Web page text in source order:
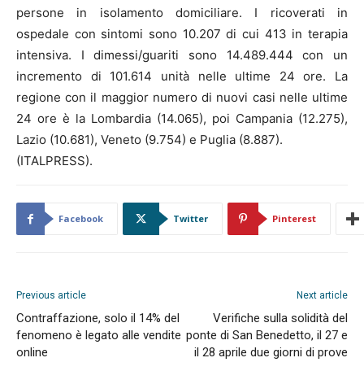
persone in isolamento domiciliare. I ricoverati in
ospedale con sintomi sono 10.207 di cui 413 in terapia
intensiva. I dimessi/guariti sono 14.489.444 con un
incremento di 101.614 unità nelle ultime 24 ore. La
regione con il maggior numero di nuovi casi nelle ultime
24 ore è la Lombardia (14.065), poi Campania (12.275),
Lazio (10.681), Veneto (9.754) e Puglia (8.887).
(ITALPRESS).
Facebook Twitter Pinterest
Previous article
Contraffazione, solo il 14% del
fenomeno è legato alle vendite
online
Next article
Verifiche sulla solidità del
ponte di San Benedetto, il 27 e
il 28 aprile due giorni di prove